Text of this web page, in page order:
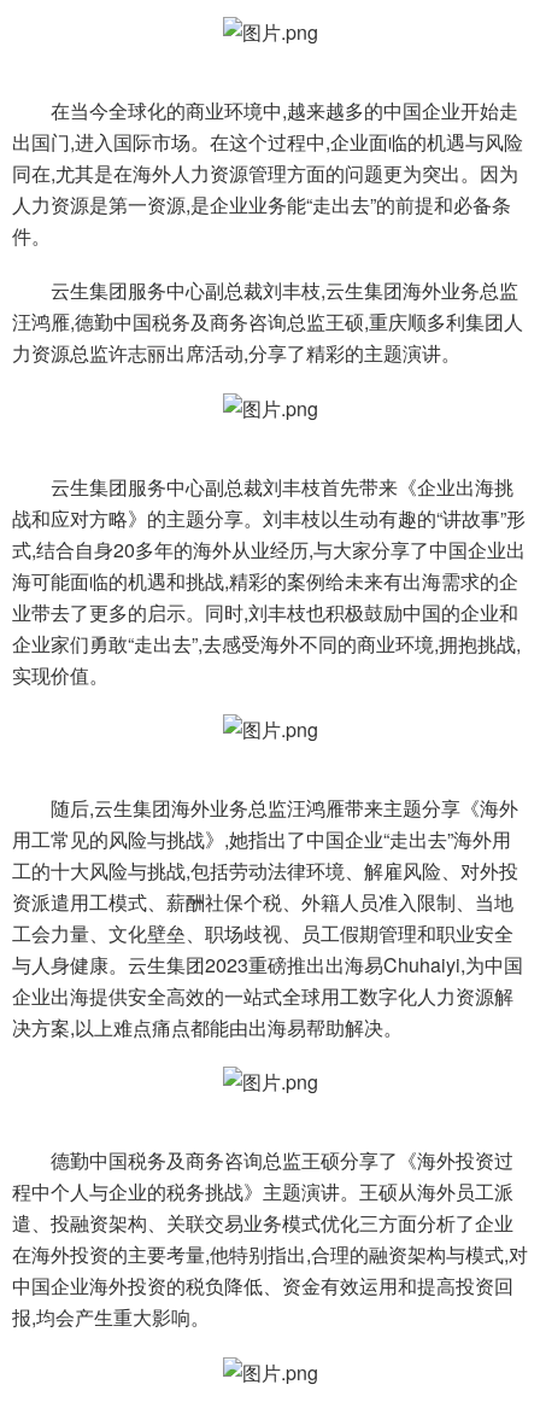
在当今全球化的商业环境中,越来越多的中国企业开始走
出国门,进入国际市场。在这个过程中,企业面临的机遇与风险
同在,尤其是在海外人力资源管理方面的问题更为突出。因为
人力资源是第一资源,是企业业务能“走出去”的前提和必备条
件。
云生集团服务中心副总裁刘丰枝,云生集团海外业务总监
汪鸿雁,德勤中国税务及商务咨询总监王硕,重庆顺多利集团人
力资源总监许志丽出席活动,分享了精彩的主题演讲。
云生集团服务中心副总裁刘丰枝首先带来《企业出海挑
战和应对方略》的主题分享。刘丰枝以生动有趣的“讲故事”形
式,结合自身20多年的海外从业经历,与大家分享了中国企业出
海可能面临的机遇和挑战,精彩的案例给未来有出海需求的企
业带去了更多的启示。同时,刘丰枝也积极鼓励中国的企业和
企业家们勇敢“走出去”,去感受海外不同的商业环境,拥抱挑战,
实现价值。
随后,云生集团海外业务总监汪鸿雁带来主题分享《海外
用工常见的风险与挑战》,她指出了中国企业“走出去”海外用
工的十大风险与挑战,包括劳动法律环境、解雇风险、对外投
资派遣用工模式、薪酬社保个税、外籍人员准入限制、当地
工会力量、文化壁垒、职场歧视、员工假期管理和职业安全
与人身健康。云生集团2023重磅推出出海易Chuhaiyi,为中国
企业出海提供安全高效的一站式全球用工数字化人力资源解
决方案,以上难点痛点都能由出海易帮助解决。
德勤中国税务及商务咨询总监王硕分享了《海外投资过
程中个人与企业的税务挑战》主题演讲。王硕从海外员工派
遣、投融资架构、关联交易业务模式优化三方面分析了企业
在海外投资的主要考量,他特别指出,合理的融资架构与模式,对
中国企业海外投资的税负降低、资金有效运用和提高投资回
报,均会产生重大影响。